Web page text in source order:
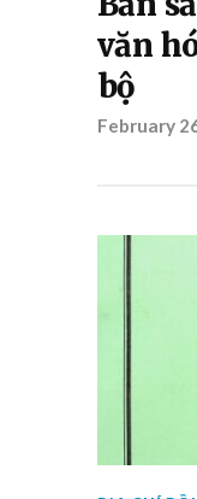
văn
bộ
February